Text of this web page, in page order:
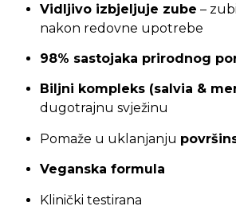
Vidljivo izbjeljuje zube –
nakon redovne upotrebe
98% sastojaka prirodnog
Biljni kompleks (salvia &
dugotrajnu svježinu
Pomaže u uklanjanju
Veganska formula
Klinički testirana